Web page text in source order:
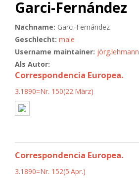
Garci-Fernández
Nachname: Garci-Fernández
Geschlecht: male
Username maintainer: jörg.lehmann
Als Autor:
Correspondencia Europea.
3.1890=Nr. 150(22.März)
Correspondencia Europea.
3.1890=Nr. 152(5.Apr.)